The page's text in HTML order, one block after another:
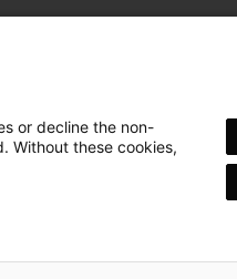
Datenschutzerklärung
or decline the non-
Without these cookies,